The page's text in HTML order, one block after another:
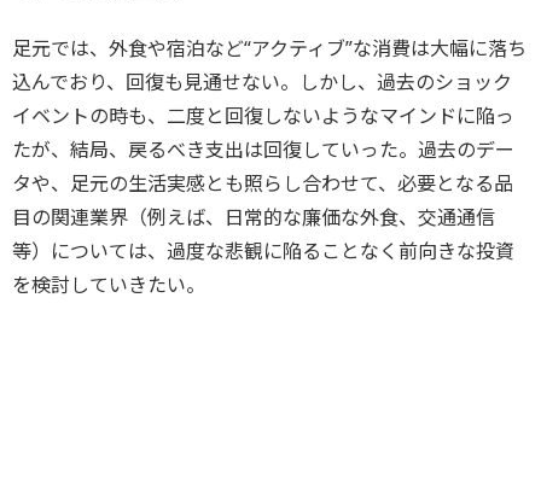
足元では、外食や宿泊など“アクティブ”な消費は大幅に落ち
込んでおり、回復も見通せない。しかし、過去のショック
イベントの時も、二度と回復しないようなマインドに陥っ
たが、結局、戻るべき支出は回復していった。過去のデー
タや、足元の生活実感とも照らし合わせて、必要となる品
目の関連業界（例えば、日常的な廉価な外食、交通通信
等）については、過度な悲観に陥ることなく前向きな投資
を検討していきたい。